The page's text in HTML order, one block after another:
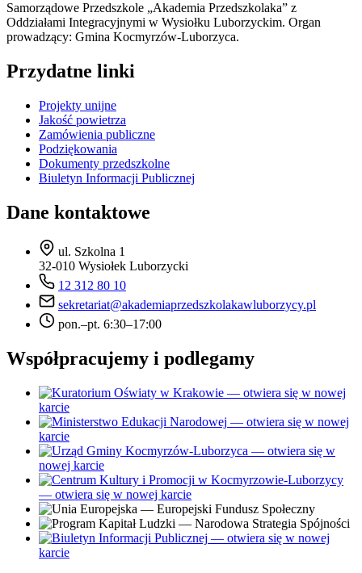
Samorządowe Przedszkole „Akademia Przedszkolaka” z
Oddziałami Integracyjnymi w Wysiołku Luborzyckim. Organ
prowadzący: Gmina Kocmyrzów-Luborzyca.
Przydatne linki
Projekty unijne
Jakość powietrza
Zamówienia publiczne
Podziękowania
Dokumenty przedszkolne
Biuletyn Informacji Publicznej
Dane kontaktowe
ul. Szkolna 1
32-010 Wysiołek Luborzycki
12 312 80 10
sekretariat@akademiaprzedszkolakawluborzycy.pl
pon.–pt. 6:30–17:00
Współpracujemy i podlegamy
— otwiera się w nowej
karcie
— otwiera się w nowej
karcie
— otwiera się w
nowej karcie
— otwiera się w nowej karcie
— otwiera się w nowej
karcie